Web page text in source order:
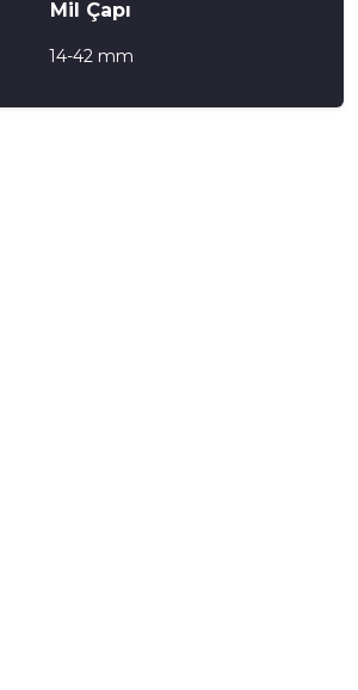
Mil Çapı
14-42 mm